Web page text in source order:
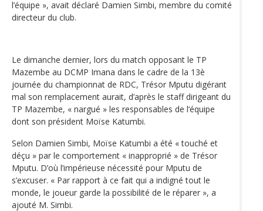
l’équipe », avait déclaré Damien Simbi, membre du comité
directeur du club.
Le dimanche dernier, lors du match opposant le TP
Mazembe au DCMP Imana dans le cadre de la 13è
journée du championnat de RDC, Trésor Mputu digérant
mal son remplacement aurait, d’après le staff dirigeant du
TP Mazembe, « nargué » les responsables de l‘équipe
dont son président Moïse Katumbi.
Selon Damien Simbi, Moïse Katumbi a été « touché et
déçu » par le comportement « inapproprié » de Trésor
Mputu. D’où l’impérieuse nécessité pour Mputu de
s’excuser. « Par rapport à ce fait qui a indigné tout le
monde, le joueur garde la possibilité de le réparer », a
ajouté M. Simbi.